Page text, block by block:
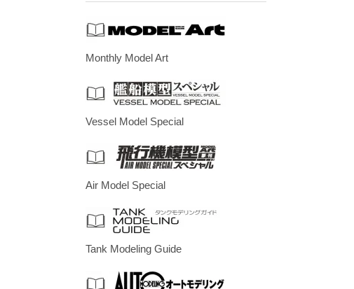
Monthly Model Art
Vessel Model Special
Air Model Special
Tank Modeling Guide